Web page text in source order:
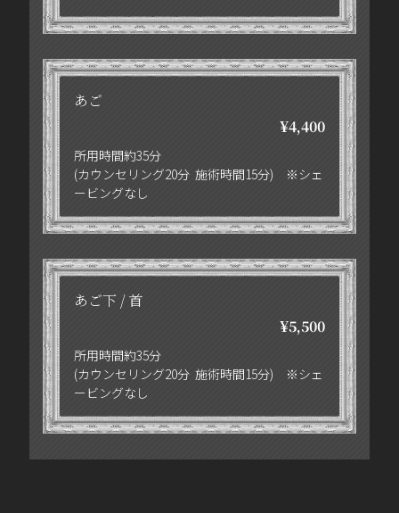
あご
¥4,400
所用時間約35分
(カウンセリング20分 施術時間15分) ※シェ
ービングなし
あご下 / 首
¥5,500
所用時間約35分
(カウンセリング20分 施術時間15分) ※シェ
ービングなし